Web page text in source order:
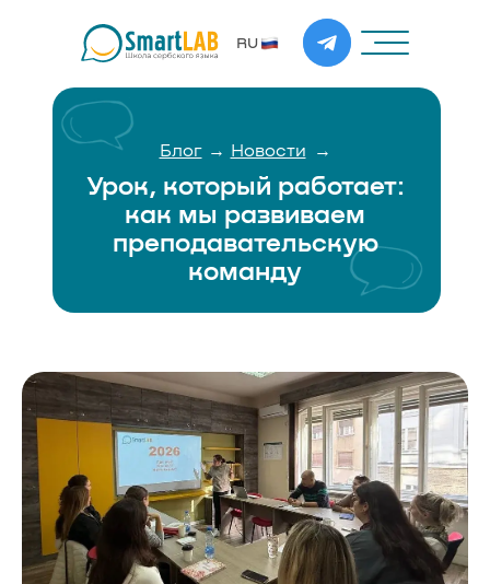
RU
Урок, который работает:
как мы развиваем
преподавательскую
команду
Блог → Новости →